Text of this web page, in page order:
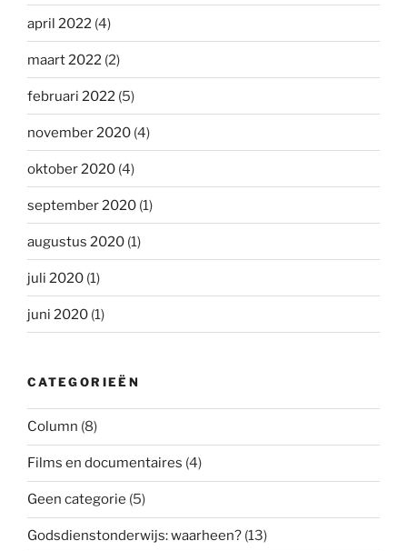
april 2022 (4)
maart 2022 (2)
februari 2022 (5)
november 2020 (4)
oktober 2020 (4)
september 2020 (1)
augustus 2020 (1)
juli 2020 (1)
juni 2020 (1)
CATEGORIEËN
Column (8)
Films en documentaires (4)
Geen categorie (5)
Godsdienstonderwijs: waarheen? (13)